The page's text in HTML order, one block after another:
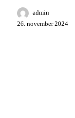
brugeroplevelse
admin
26. november 2024